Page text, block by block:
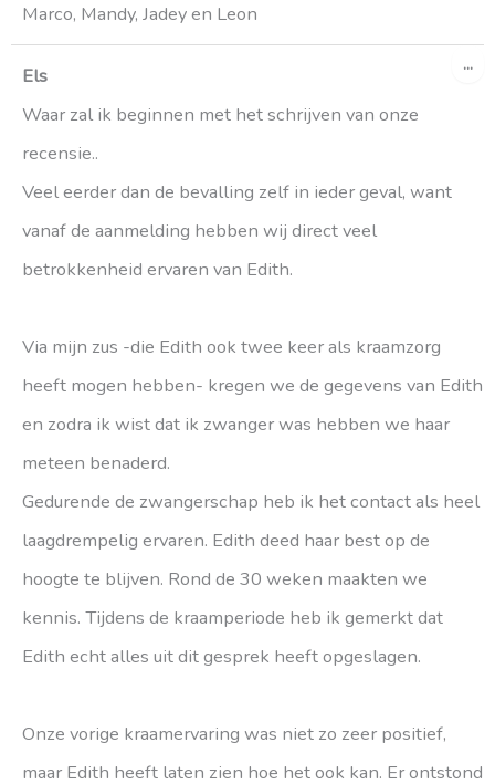
Marco, Mandy, Jadey en Leon
Els
Waar zal ik beginnen met het schrijven van onze
recensie..
Veel eerder dan de bevalling zelf in ieder geval, want
vanaf de aanmelding hebben wij direct veel
betrokkenheid ervaren van Edith.
Via mijn zus -die Edith ook twee keer als kraamzorg
heeft mogen hebben- kregen we de gegevens van Edith
en zodra ik wist dat ik zwanger was hebben we haar
meteen benaderd.
Gedurende de zwangerschap heb ik het contact als heel
laagdrempelig ervaren. Edith deed haar best op de
hoogte te blijven. Rond de 30 weken maakten we
kennis. Tijdens de kraamperiode heb ik gemerkt dat
Edith echt alles uit dit gesprek heeft opgeslagen.
Onze vorige kraamervaring was niet zo zeer positief,
maar Edith heeft laten zien hoe het ook kan. Er ontstond
...